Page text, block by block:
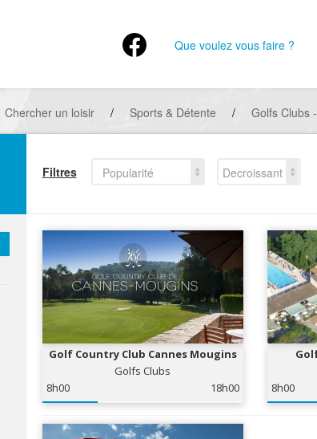
Que voulez vous faire ?
Chercher un loisir / Sports & Détente / Golfs Clubs
Filtres Popularité
Decroissant
Golf Country Club Cannes Mougins
Golfs Clubs
8h00
18h00
8h00